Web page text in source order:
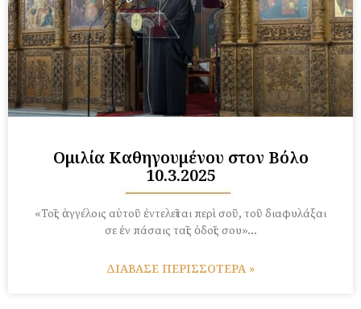
Ομιλία Καθηγουμένου στον Βόλο
10.3.2025
«Τοῖς ἀγγέλοις αὐτοῦ ἐντελεῖται περὶ σοῦ, τοῦ διαφυλάξαι
σε ἐν πάσαις ταῖς ὁδοῖς σου»…
ΔΙΑΒΑΣΕ ΠΕΡΙΣΣΟΤΕΡΑ »